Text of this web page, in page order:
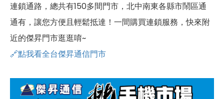
連鎖通路，總共有150多間門市，北中南東各縣市鬧區通
通有，讓您方便且輕鬆抵達！一間購買連鎖服務，快來附
近的傑昇門市逛逛唷~
🔗點我看全台傑昇通信門市